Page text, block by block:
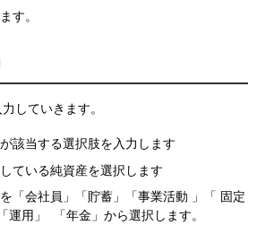
す。
していきます。
該当する選択肢を入力します
ている純資産を選択します
「会社員」「貯蓄」「事業活動 」「 固定
運用」 「年金」から選択します。